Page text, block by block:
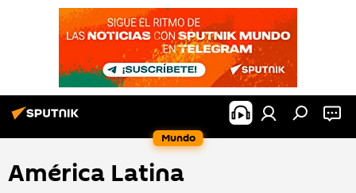
Mundo
América Latina